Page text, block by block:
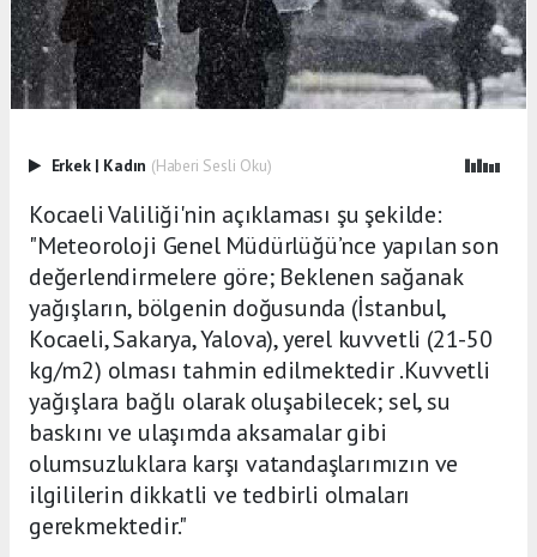
Erkek | Kadın (Haberi Sesli Oku)
Kocaeli Valiliği'nin açıklaması şu şekilde:
"Meteoroloji Genel Müdürlüğü’nce yapılan son
değerlendirmelere göre; Beklenen sağanak
yağışların, bölgenin doğusunda (İstanbul,
Kocaeli, Sakarya, Yalova), yerel kuvvetli (21-50
kg/m2) olması tahmin edilmektedir .Kuvvetli
yağışlara bağlı olarak oluşabilecek; sel, su
baskını ve ulaşımda aksamalar gibi
olumsuzluklara karşı vatandaşlarımızın ve
ilgililerin dikkatli ve tedbirli olmaları
gerekmektedir."